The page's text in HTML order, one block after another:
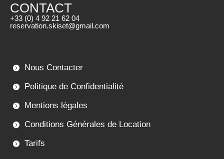
CONTACT
+33 (0) 4 92 21 62 04
reservation.skiset@gmail.com
Nous Contacter
Politique de Confidentialité
Mentions légales
Conditions Générales de Location
Tarifs